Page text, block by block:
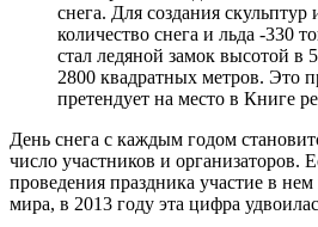
снега. Для создания скульптур
количество снега и льда -330
стал ледяной замок высотой в
2800 квадратных метров. Это
претендует на место в Книге
День снега с каждым годом
число участников и организаторов.
проведения праздника участие в
мира, в 2013 году эта цифра